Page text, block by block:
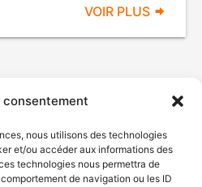
consentement
nous utilisons des technologies
et/ou accéder aux informations des
technologies nous permettra de
de navigation ou les ID
VOIR PLUS